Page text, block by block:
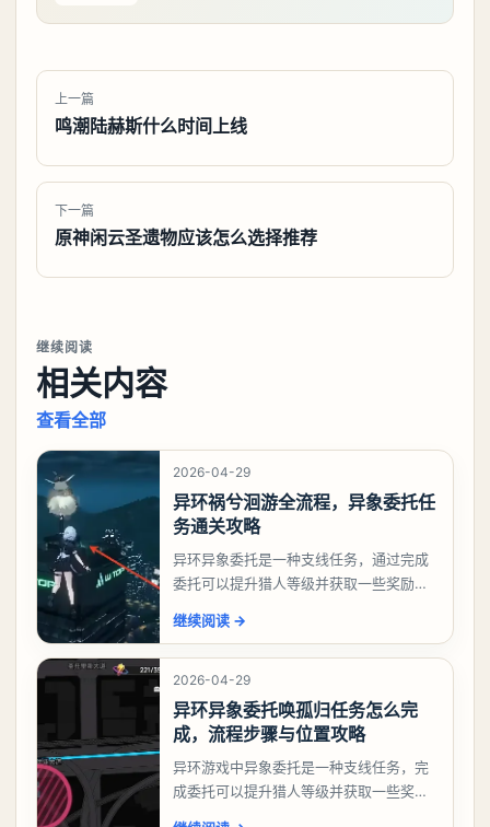
上一篇
鸣潮陆赫斯什么时间上线
下一篇
原神闲云圣遗物应该怎么选择推荐
继续阅读
相关内容
查看全部
2026-04-29
异环祸兮洄游全流程，异象委托任
务通关攻略
异环异象委托是一种支线任务，通过完成
委托可以提升猎人等级并获取一些奖励，
么做，下面就来告诉大家。异环异象委托
祸兮洄游任务攻略
继续阅读 →
2026-04-29
异环异象委托唤孤归任务怎么完
成，流程步骤与位置攻略
异环游戏中异象委托是一种支线任务，完
成委托可以提升猎人等级并获取一些奖